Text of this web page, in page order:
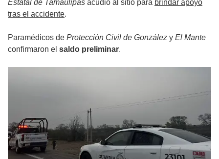
Estatal de Tamaulipas acudió al sitio para brindar apoyo
tras el accidente.
Paramédicos de Protección Civil de González y El Mante
confirmaron el saldo preliminar.